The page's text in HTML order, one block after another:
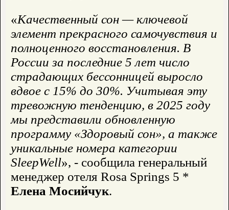
«Качественный сон — ключевой
элемент прекрасного самочувствия и
полноценного восстановления. В
России за последние 5 лет число
страдающих бессонницей выросло
вдвое с 15% до 30%. Учитывая эту
тревожную тенденцию, в 2025 году
мы представили обновленную
программу «Здоровый сон», а также
уникальные номера категории
SleepWell», - сообщила генеральный
менеджер отеля Rosa Springs 5 *
Елена Мосийчук.